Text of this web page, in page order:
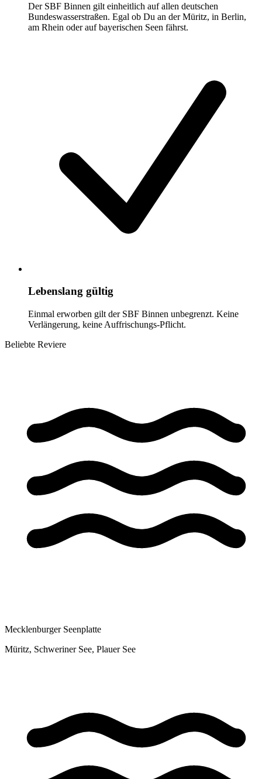
Der SBF Binnen gilt einheitlich auf allen deutschen
Bundeswasserstraßen. Egal ob Du an der Müritz, in Berlin,
am Rhein oder auf bayerischen Seen fährst.
Lebenslang gültig
Einmal erworben gilt der SBF Binnen unbegrenzt. Keine
Verlängerung, keine Auffrischungs-Pflicht.
Beliebte Reviere
Mecklenburger Seenplatte
Müritz, Schweriner See, Plauer See